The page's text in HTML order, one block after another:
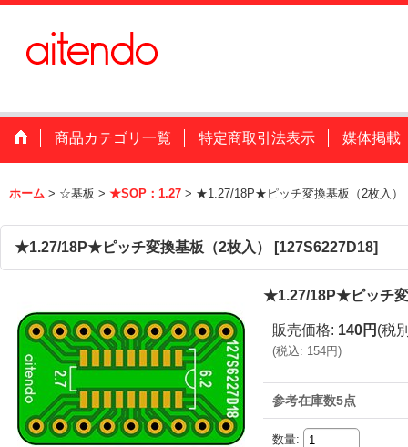
商品カテゴリ一覧 特定商取引法表示 媒体掲載
ホーム > ☆基板 > ★SOP：1.27 > ★1.27/18P★ピッチ変換基板（2枚入）
★1.27/18P★ピッチ変換基板（2枚入） [127S6227D18]
★1.27/18P★ピッチ
販売価格: 140円 (税
(税込: 154円)
参考在庫数5点
数量: